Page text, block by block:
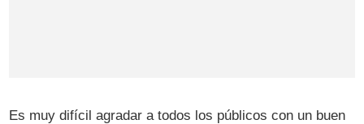
Es muy difícil agradar a todos los públicos con un buen